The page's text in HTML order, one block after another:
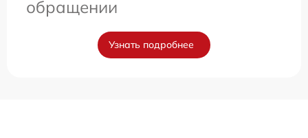
обращении
Узнать подробнее